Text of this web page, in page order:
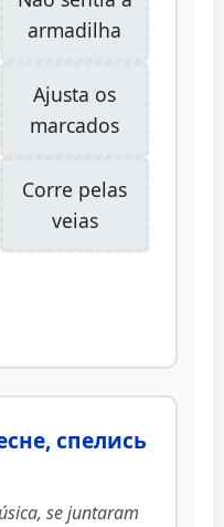
armadilha
Ajusta os
marcados
Corre pelas
veias
спелись
se juntaram